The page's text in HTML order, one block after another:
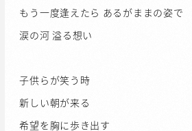
もう一度逢えたら あるがままの姿で
涙の河 溢る想い
子供らが笑う時
新しい朝が来る
希望を胸に歩き出す